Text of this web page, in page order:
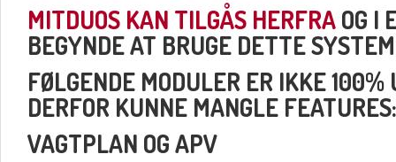
MITDUOS KAN TILGÅS HERFRAOG I
BEGYNDE AT BRUGE DETTE
FØLGENDE MODULER ER IKKE 100%
DERFOR KUNNE MANGLE FEATURES:
VAGTPLAN OG APV